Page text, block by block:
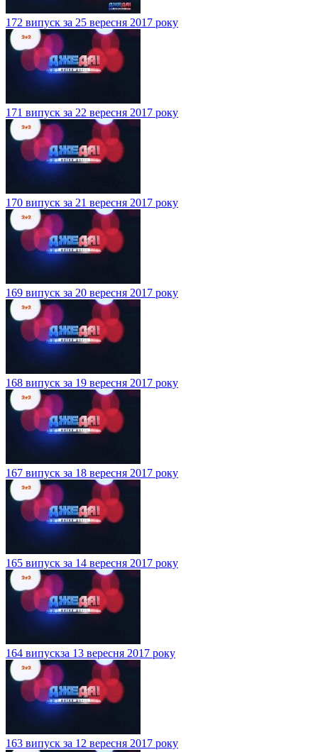
172 випуск за 25 вересня 2017 року
171 випуск за 22 вересня 2017 року
170 випуск за 21 вересня 2017 року
169 випуск за 20 вересня 2017 року
168 випуск за 19 вересня 2017 року
167 випуск за 18 вересня 2017 року
165 випуск за 14 вересня 2017 року
164 випускза 13 вересня 2017 року
163 випуск за 12 вересня 2017 року